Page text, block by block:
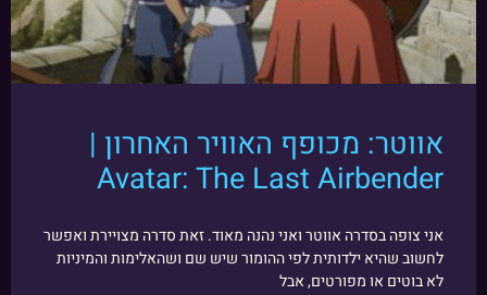
אווטר: מכופף האוויר האחרון |
Avatar: The Last Airbender
אני צופה בסדרה אווטר ואני נהנה מאוד. זאת סדרה מצויירת ואפשר
לחשוב שהיא ילדותית לפי ההומור שיש שם ושהאלימות והמיניות
לא בוטים או מפורטים, אבל